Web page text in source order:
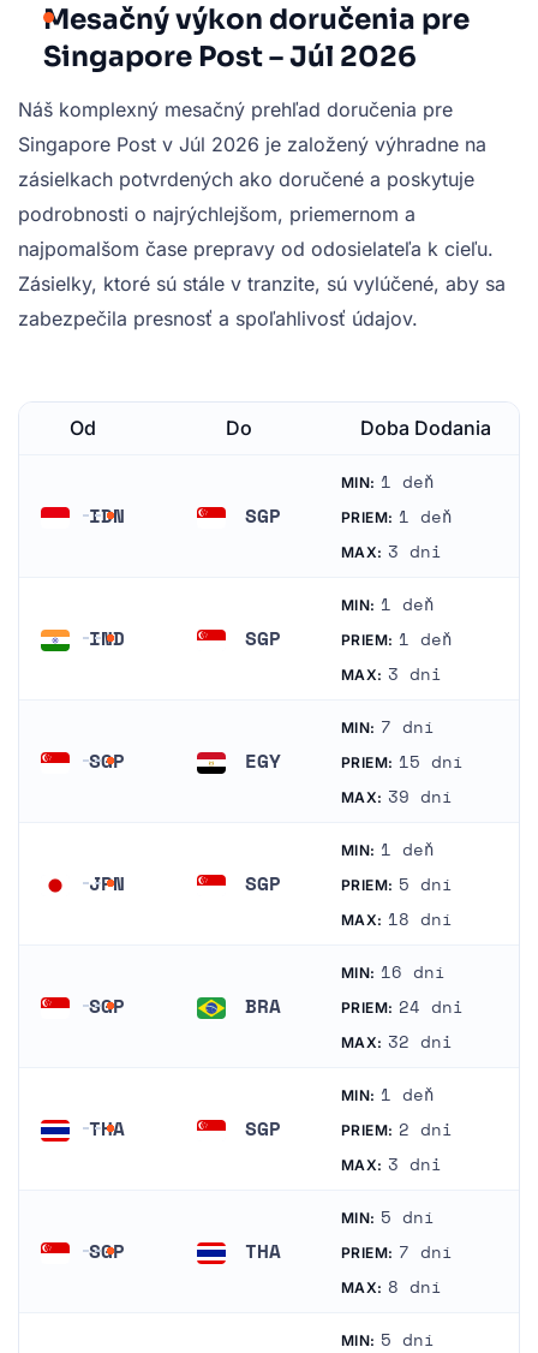
Mesačný výkon doručenia pre
Singapore Post – Júl 2026
Náš komplexný mesačný prehľad doručenia pre
Singapore Post v Júl 2026 je založený výhradne na
zásielkach potvrdených ako doručené a poskytuje
podrobnosti o najrýchlejšom, priemernom a
najpomalšom čase prepravy od odosielateľa k cieľu.
Zásielky, ktoré sú stále v tranzite, sú vylúčené, aby sa
zabezpečila presnosť a spoľahlivosť údajov.
Od Do Doba Dodania
IDN SGP
MIN: 1 deň
PRIEM: 1 deň
MAX: 3 dni
IND SGP
MIN: 1 deň
PRIEM: 1 deň
MAX: 3 dni
SGP EGY
MIN: 7 dní
PRIEM: 15 dní
MAX: 39 dní
JPN SGP
MIN: 1 deň
PRIEM: 5 dní
MAX: 18 dní
SGP BRA
MIN: 16 dní
PRIEM: 24 dni
MAX: 32 dni
THA SGP
MIN: 1 deň
PRIEM: 2 dni
MAX: 3 dni
SGP THA
MIN: 5 dní
PRIEM: 7 dní
MAX: 8 dní
MIN: 5 dní